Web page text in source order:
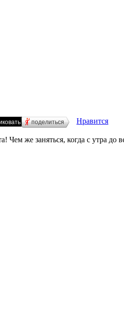
поделиться Нравится
Чем же заняться, когда с утра до